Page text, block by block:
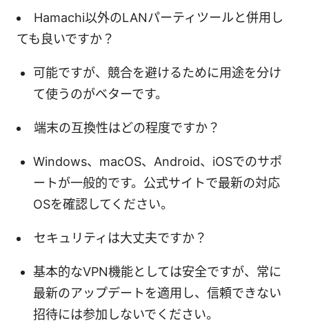
Hamachi以外のLANパーティツールと併用し
ても良いですか？
可能ですが、競合を避けるために用途を分け
て使うのがベターです。
端末の互換性はどの程度ですか？
Windows、macOS、Android、iOSでのサポ
ートが一般的です。公式サイトで最新の対応
OSを確認してください。
セキュリティは大丈夫ですか？
基本的なVPN機能としては安全ですが、常に
最新のアップデートを適用し、信頼できない
招待には参加しないでください。